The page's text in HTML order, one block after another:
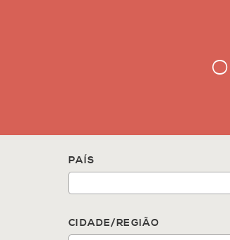
PAÍS
CIDADE/REGIÃO